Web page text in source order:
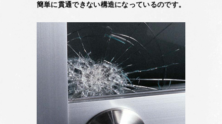
簡単に貫通できない構造になっているのです。